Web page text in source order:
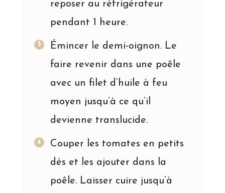
reposer au réfrigérateur
pendant 1 heure.
Émincer le demi-oignon. Le
faire revenir dans une poêle
avec un filet d’huile à feu
moyen jusqu’à ce qu’il
devienne translucide.
Couper les tomates en petits
dés et les ajouter dans la
poêle. Laisser cuire jusqu’à